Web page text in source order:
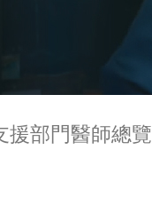
援部門醫師總覽